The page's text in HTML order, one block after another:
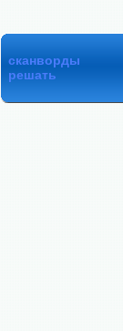
сканворды
решать